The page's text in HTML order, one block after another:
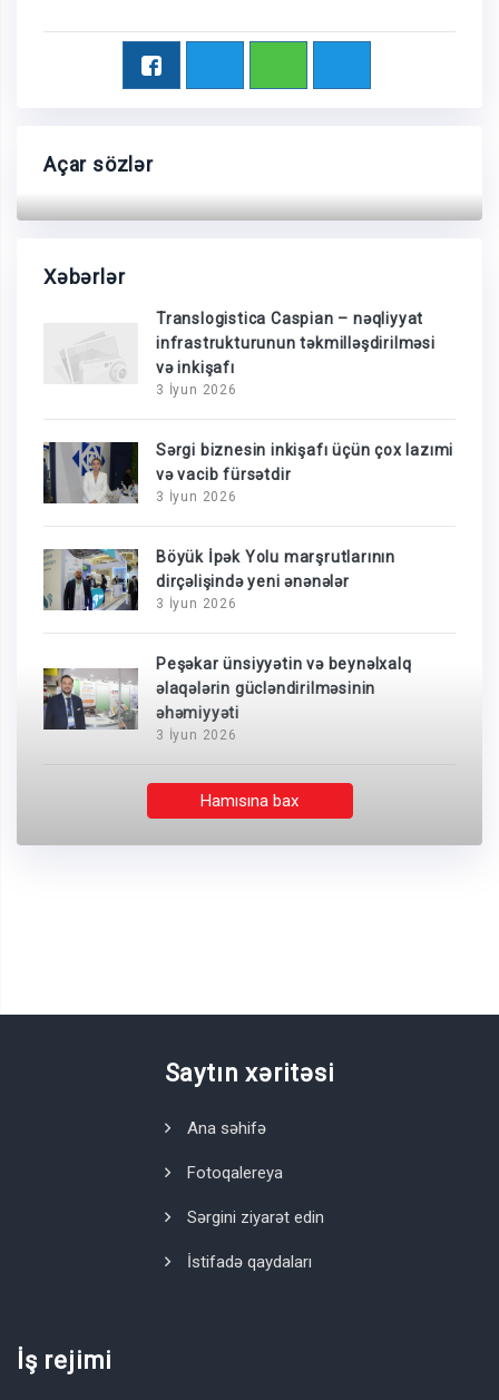
Açar sözlər
Xəbərlər
Translogistica Caspian – nəqliyyat
infrastrukturunun təkmilləşdirilməsi
və inkişafı
3 İyun 2026
Sərgi biznesin inkişafı üçün çox lazımi
və vacib fürsətdir
3 İyun 2026
Böyük İpək Yolu marşrutlarının
dirçəlişində yeni ənənələr
3 İyun 2026
Peşəkar ünsiyyətin və beynəlxalq
əlaqələrin gücləndirilməsinin
əhəmiyyəti
3 İyun 2026
Hamısına bax
Saytın xəritəsi
Ana səhifə
Fotoqalereya
Sərgini ziyarət edin
İstifadə qaydaları
İş rejimi